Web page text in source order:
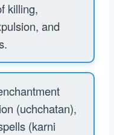
killing,
and
(uchchatan),
(karni